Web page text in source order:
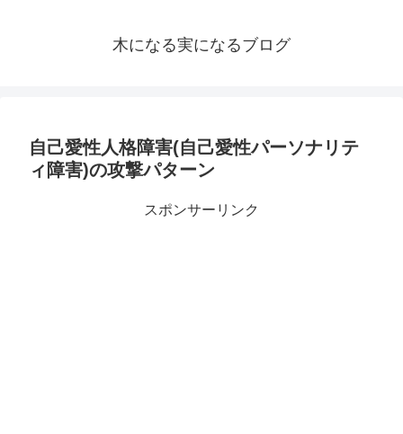
木になる実になるブログ
自己愛性人格障害(自己愛性パーソナリテ
ィ障害)の攻撃パターン
スポンサーリンク